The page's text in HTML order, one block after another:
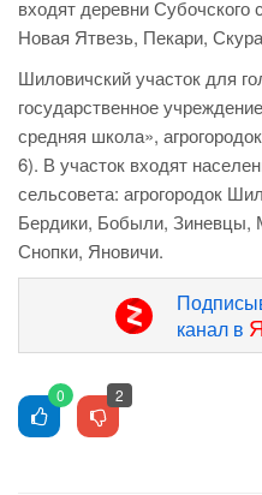
входят деревни
Новая Ятвезь, Пекари,
Шиловичский участок для
государственное
средняя школа»,
6). В участок входят
сельсовета: агрогородок
Бердики, Бобыли,
Снопки, Яновичи.
канал в
0 2